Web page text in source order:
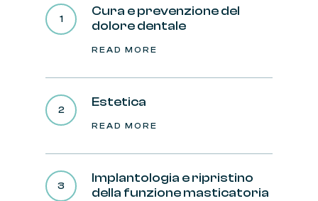
Cura e prevenzione del
dolore dentale
READ MORE
Estetica
READ MORE
Implantologia e ripristino
della funzione masticatoria